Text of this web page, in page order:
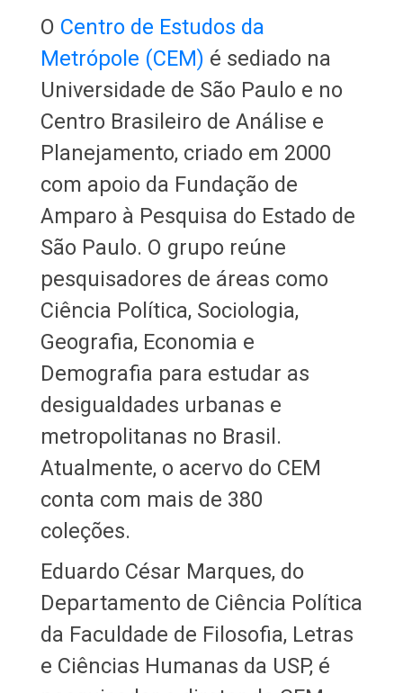
O Centro de Estudos da
Metrópole (CEM) é sediado na
Universidade de São Paulo e no
Centro Brasileiro de Análise e
Planejamento, criado em 2000
com apoio da Fundação de
Amparo à Pesquisa do Estado de
São Paulo. O grupo reúne
pesquisadores de áreas como
Ciência Política, Sociologia,
Geografia, Economia e
Demografia para estudar as
desigualdades urbanas e
metropolitanas no Brasil.
Atualmente, o acervo do CEM
conta com mais de 380
coleções.
Eduardo César Marques, do
Departamento de Ciência Política
da Faculdade de Filosofia, Letras
e Ciências Humanas da USP, é